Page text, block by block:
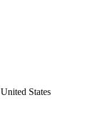
United States